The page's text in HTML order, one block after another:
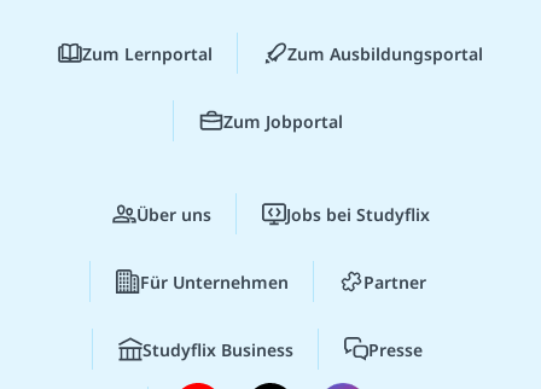
Zum Lernportal Zum Ausbildungsportal
Zum Jobportal
Über uns Jobs bei Studyflix
Für Unternehmen Partner
Studyflix Business Presse